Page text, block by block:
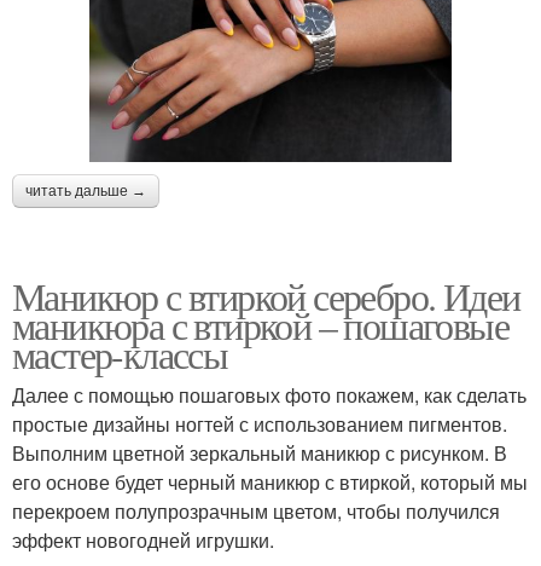
читать дальше →
Маникюр с втиркой серебро. Идеи
маникюра с втиркой – пошаговые
мастер-классы
Далее с помощью пошаговых фото покажем, как сделать
простые дизайны ногтей с использованием пигментов.
Выполним цветной зеркальный маникюр с рисунком. В
его основе будет черный маникюр с втиркой, который мы
перекроем полупрозрачным цветом, чтобы получился
эффект новогодней игрушки.